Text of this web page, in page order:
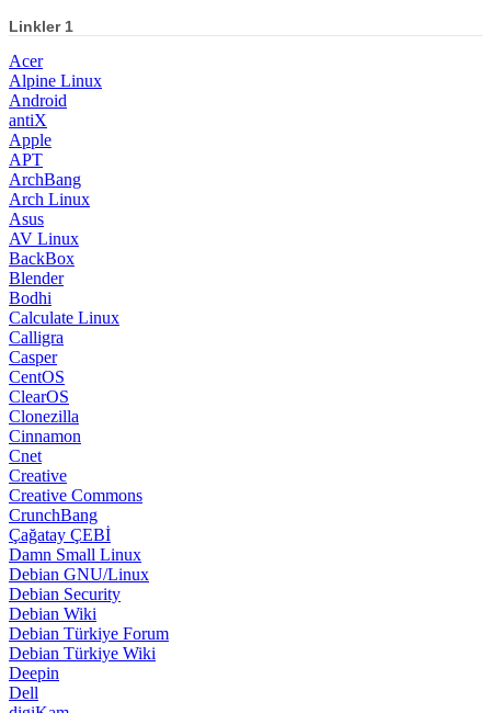
Linkler 1
Acer
Alpine Linux
Android
antiX
Apple
APT
ArchBang
Arch Linux
Asus
AV Linux
BackBox
Blender
Bodhi
Calculate Linux
Calligra
Casper
CentOS
ClearOS
Clonezilla
Cinnamon
Cnet
Creative
Creative Commons
CrunchBang
Çağatay ÇEBİ
Damn Small Linux
Debian GNU/Linux
Debian Security
Debian Wiki
Debian Türkiye Forum
Debian Türkiye Wiki
Deepin
Dell